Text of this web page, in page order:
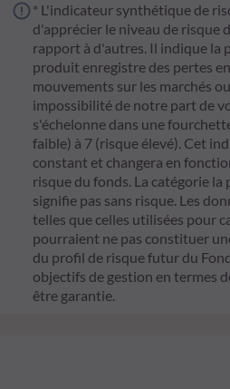
* L'indicateur synthétique de
d'apprécier le niveau de risque
rapport à d'autres. Il indique la
produit enregistre des pertes
mouvements sur les marchés
impossibilité de notre part de
s'échelonne dans une
faible) à 7 (risque élevé). Cet
constant et changera en
risque du fonds. La catégorie la
signifie pas sans risque. Les
telles que celles utilisées pour
pourraient ne pas constituer
du profil de risque futur du
objectifs de gestion en termes
être garantie.